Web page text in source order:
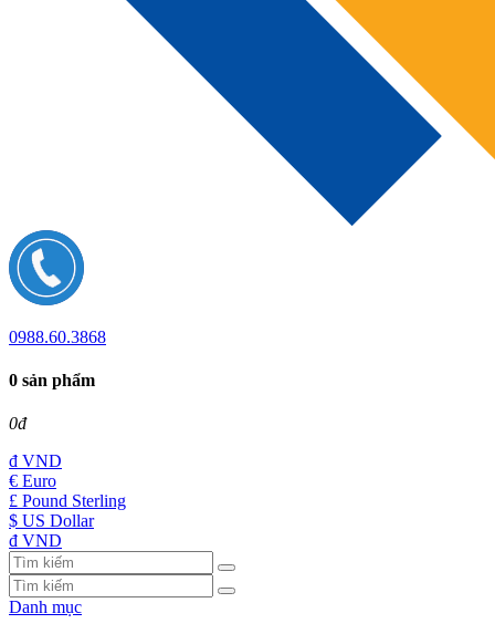
0988.60.3868
0 sản phẩm
0đ
đ VND
€ Euro
£ Pound Sterling
$ US Dollar
đ VND
Danh mục